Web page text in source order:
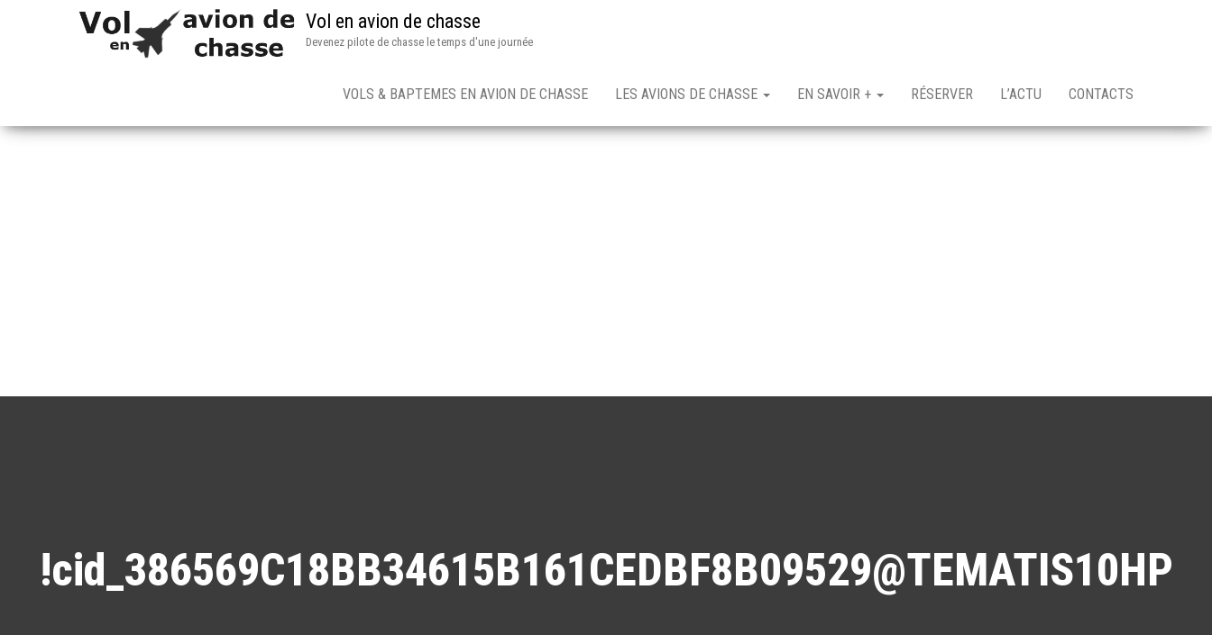
Vol en avion de chasse
Devenez pilote de chasse le temps d'une journée
VOLS & BAPTEMES EN AVION DE CHASSE LES AVIONS DE CHASSE EN SAVOIR + RÉSERVER L’ACTU CONTACTS
!cid_386569C18BB34615B161CEDBF8B09529@TEMATIS10HP